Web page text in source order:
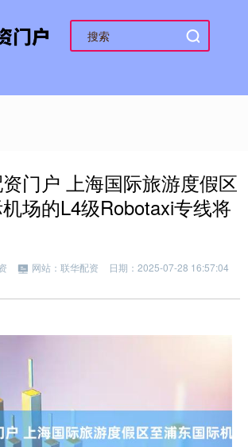
门户 上海国际旅游度假区
场的L4级Robotaxi专线将
网站：联华配资
日期：2025-07-28 16:57:04